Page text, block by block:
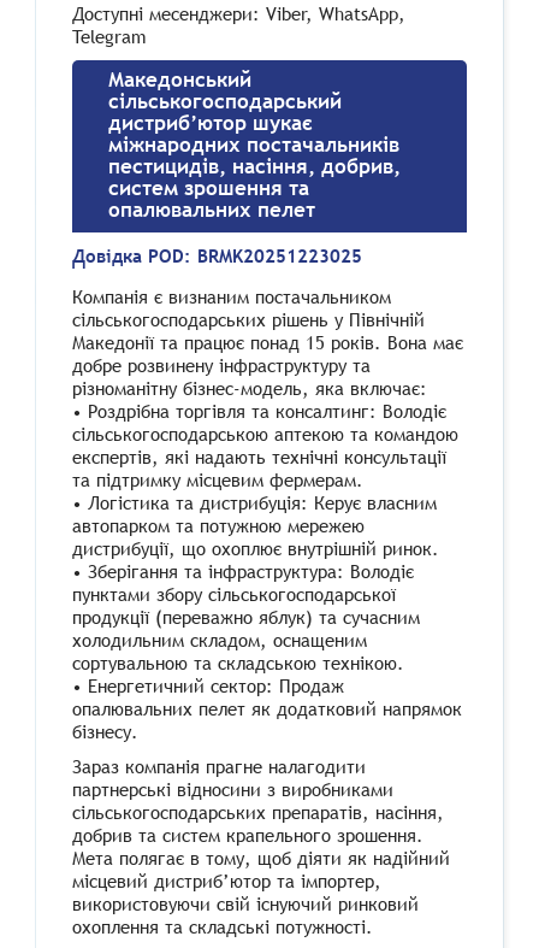
Доступні месенджери: Viber, WhatsApp,
Telegram
Македонський
сільськогосподарський
дистриб’ютор шукає
міжнародних постачальників
пестицидів, насіння, добрив,
систем зрошення та
опалювальних пелет
Довідка POD: BRMK20251223025
Компанія є визнаним постачальником
сільськогосподарських рішень у Північній
Македонії та працює понад 15 років. Вона має
добре розвинену інфраструктуру та
різноманітну бізнес-модель, яка включає:
• Роздрібна торгівля та консалтинг: Володіє
сільськогосподарською аптекою та командою
експертів, які надають технічні консультації
та підтримку місцевим фермерам.
• Логістика та дистрибуція: Керує власним
автопарком та потужною мережею
дистрибуції, що охоплює внутрішній ринок.
• Зберігання та інфраструктура: Володіє
пунктами збору сільськогосподарської
продукції (переважно яблук) та сучасним
холодильним складом, оснащеним
сортувальною та складською технікою.
• Енергетичний сектор: Продаж
опалювальних пелет як додатковий напрямок
бізнесу.
Зараз компанія прагне налагодити
партнерські відносини з виробниками
сільськогосподарських препаратів, насіння,
добрив та систем крапельного зрошення.
Мета полягає в тому, щоб діяти як надійний
місцевий дистриб’ютор та імпортер,
використовуючи свій існуючий ринковий
охоплення та складські потужності.